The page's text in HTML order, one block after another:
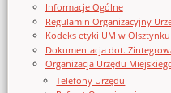
Informacje Ogólne
Regulamin Organizacyjny
Kodeks etyki UM w Olsztynku
Dokumentacja dot.
Organizacja Urzędu
Telefony Urzędu